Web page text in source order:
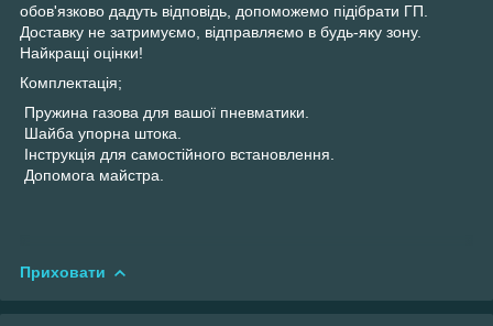
обов'язково дадуть відповідь, допоможемо підібрати ГП.
Доставку не затримуємо, відправляємо в будь-яку зону.
Найкращі оцінки!
Комплектація;
Пружина газова для вашої пневматики.
Шайба упорна штока.
Інструкція для самостійного встановлення.
Допомога майстра.
Приховати